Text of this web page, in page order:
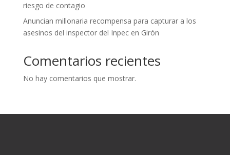
riesgo de contagio
Anuncian millonaria recompensa para capturar a los
asesinos del inspector del Inpec en Girón
Comentarios recientes
No hay comentarios que mostrar.